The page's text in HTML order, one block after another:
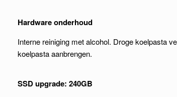
Hardware onderhoud
Interne reiniging met alcohol. Droge koelpasta
koelpasta aanbrengen.
SSD upgrade: 240GB